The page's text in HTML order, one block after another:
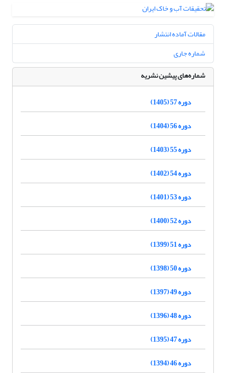
مقالات آماده انتشار
شماره جاری
شماره‌های پیشین نشریه
دوره 57 (1405)
دوره 56 (1404)
دوره 55 (1403)
دوره 54 (1402)
دوره 53 (1401)
دوره 52 (1400)
دوره 51 (1399)
دوره 50 (1398)
دوره 49 (1397)
دوره 48 (1396)
دوره 47 (1395)
دوره 46 (1394)